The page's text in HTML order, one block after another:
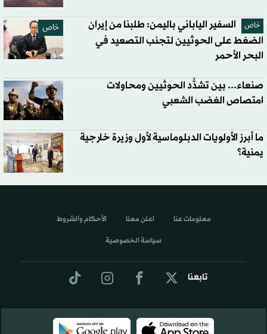
خاص خاص
السفير الياباني باليمن: طلبنا من إيران
الضغط على الحوثيين لتجنب التصعيد في
البحر الأحمر
صنعاء... بين تشدُّد الحوثيين ومحاولات
امتصاص الغضب الشعبي
ما أبرز الأولويات الدبلوماسية لأول وزيرة خارجية
يمنية؟
تابعنا
معلومات عنا اعلن معنا الأحكام والشروط
سياسة الخصوصية